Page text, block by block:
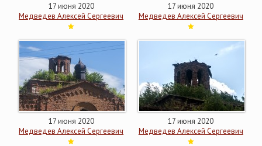
17 июня 2020
Медведев Алексей Сергеевич
17 июня 2020
Медведев Алексей Сергеевич
17 июня 2020
Медведев Алексей Сергеевич
17 июня 2020
Медведев Алексей Сергеевич